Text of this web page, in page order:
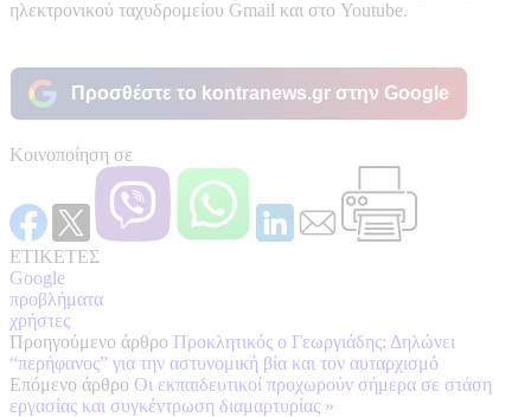
ηλεκτρονικού ταχυδρομείου Gmail και στο Youtube.
Προσθέστε το kontranews.gr στην Google
Κοινοποίηση σε
ΕΤΙΚΕΤΕΣ
Google
προβλήματα
χρήστες
Προηγούμενο άρθρο Προκλητικός ο Γεωργιάδης: Δηλώνει
“περήφανος” για την αστυνομική βία και τον αυταρχισμό
Επόμενο άρθρο Οι εκπαιδευτικοί προχωρούν σήμερα σε στάση
εργασίας και συγκέντρωση διαμαρτυρίας »